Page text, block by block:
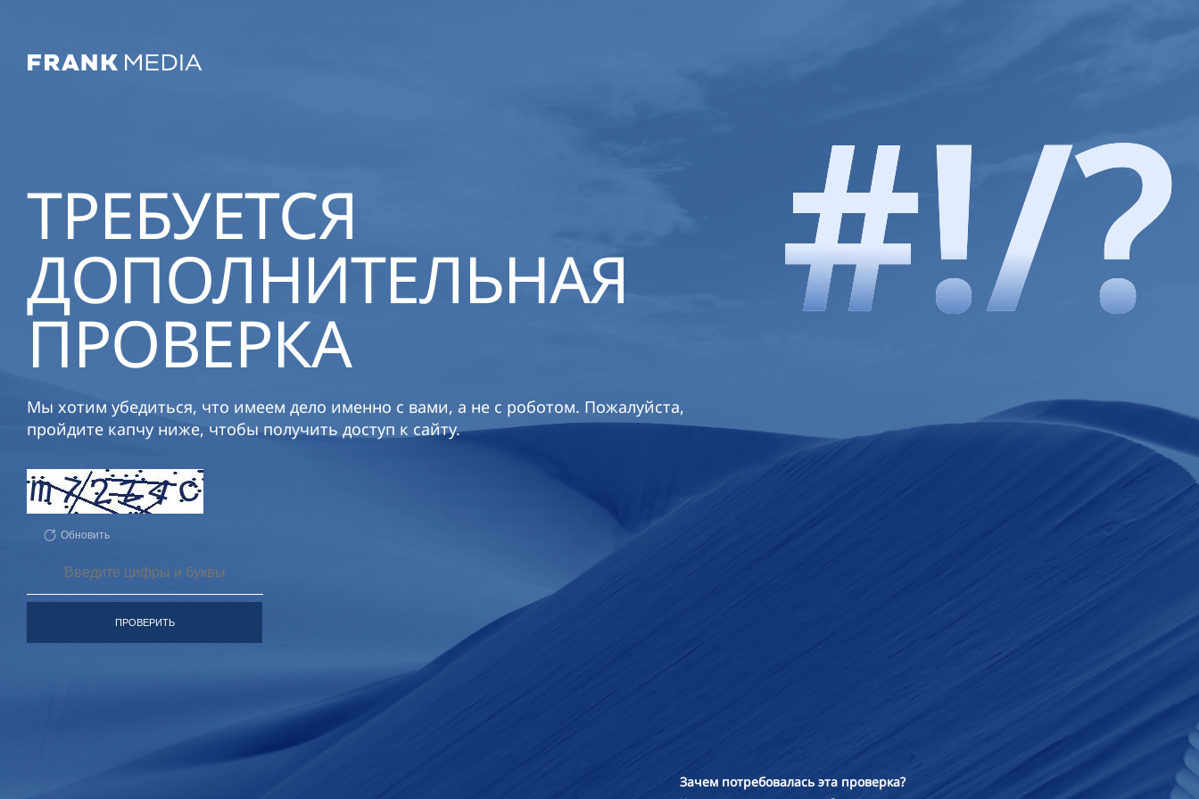
ТРЕБУЕТСЯ
ДОПОЛНИТЕЛЬНАЯ
ПРОВЕРКА
Мы хотим убедиться, что имеем дело именно с вами, а не с роботом. Пожалуйста,
пройдите капчу ниже, чтобы получить доступ к сайту.
Обновить
ПРОВЕРИТЬ
Зачем потребовалась эта проверка?